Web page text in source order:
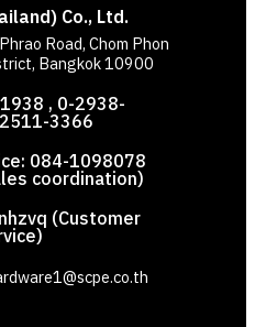
Co., Ltd.
Road, Chom Phon
Bangkok 10900
, 0-2938-
3366
084-1098078
coordination)
(Customer